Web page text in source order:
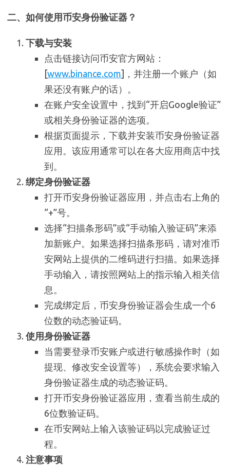
二、如何使用币安身份验证器？
下载与安装
点击链接访问币安官方网站：
[www.binance.com]，并注册一个账户（如
果还没有账户的话）。
在账户安全设置中，找到“开启Google验证”
或相关身份验证器的选项。
根据页面提示，下载并安装币安身份验证器
应用。该应用通常可以在各大应用商店中找
到。
绑定身份验证器
打开币安身份验证器应用，并点击右上角的
“+”号。
选择“扫描条形码”或“手动输入验证码”来添
加新账户。如果选择扫描条形码，请对准币
安网站上提供的二维码进行扫描。如果选择
手动输入，请按照网站上的指示输入相关信
息。
完成绑定后，币安身份验证器会生成一个6
位数的动态验证码。
使用身份验证器
当需要登录币安账户或进行敏感操作时（如
提现、修改安全设置等），系统会要求输入
身份验证器生成的动态验证码。
打开币安身份验证器应用，查看当前生成的
6位数验证码。
在币安网站上输入该验证码以完成验证过
程。
注意事项